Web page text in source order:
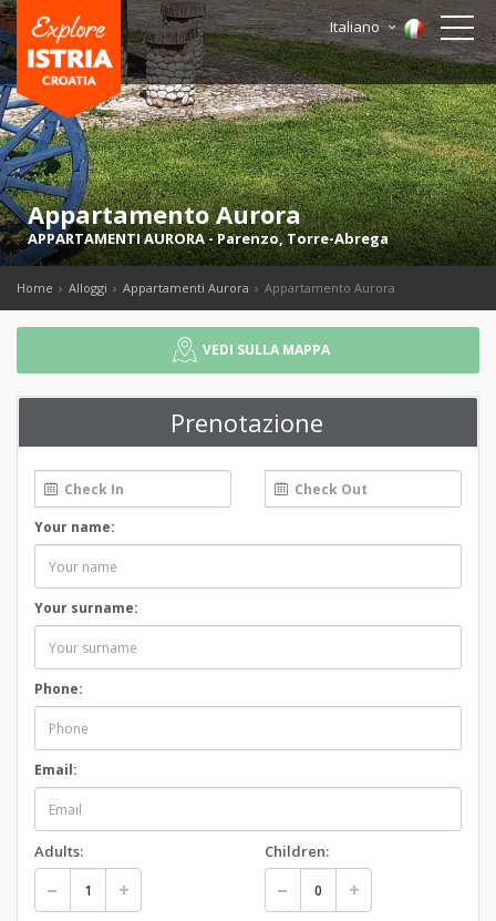
Italiano
Appartamento Aurora
APPARTAMENTI AURORA-Parenzo,Torre-Abrega
Home Alloggi Appartamenti Aurora Appartamento Aurora
VEDI SULLA MAPPA
Prenotazione
Your name:
Your surname:
Phone:
Email:
Adults: Children: